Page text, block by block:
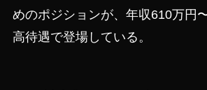
めのポジションが、年収610万円
高待遇で登場している。